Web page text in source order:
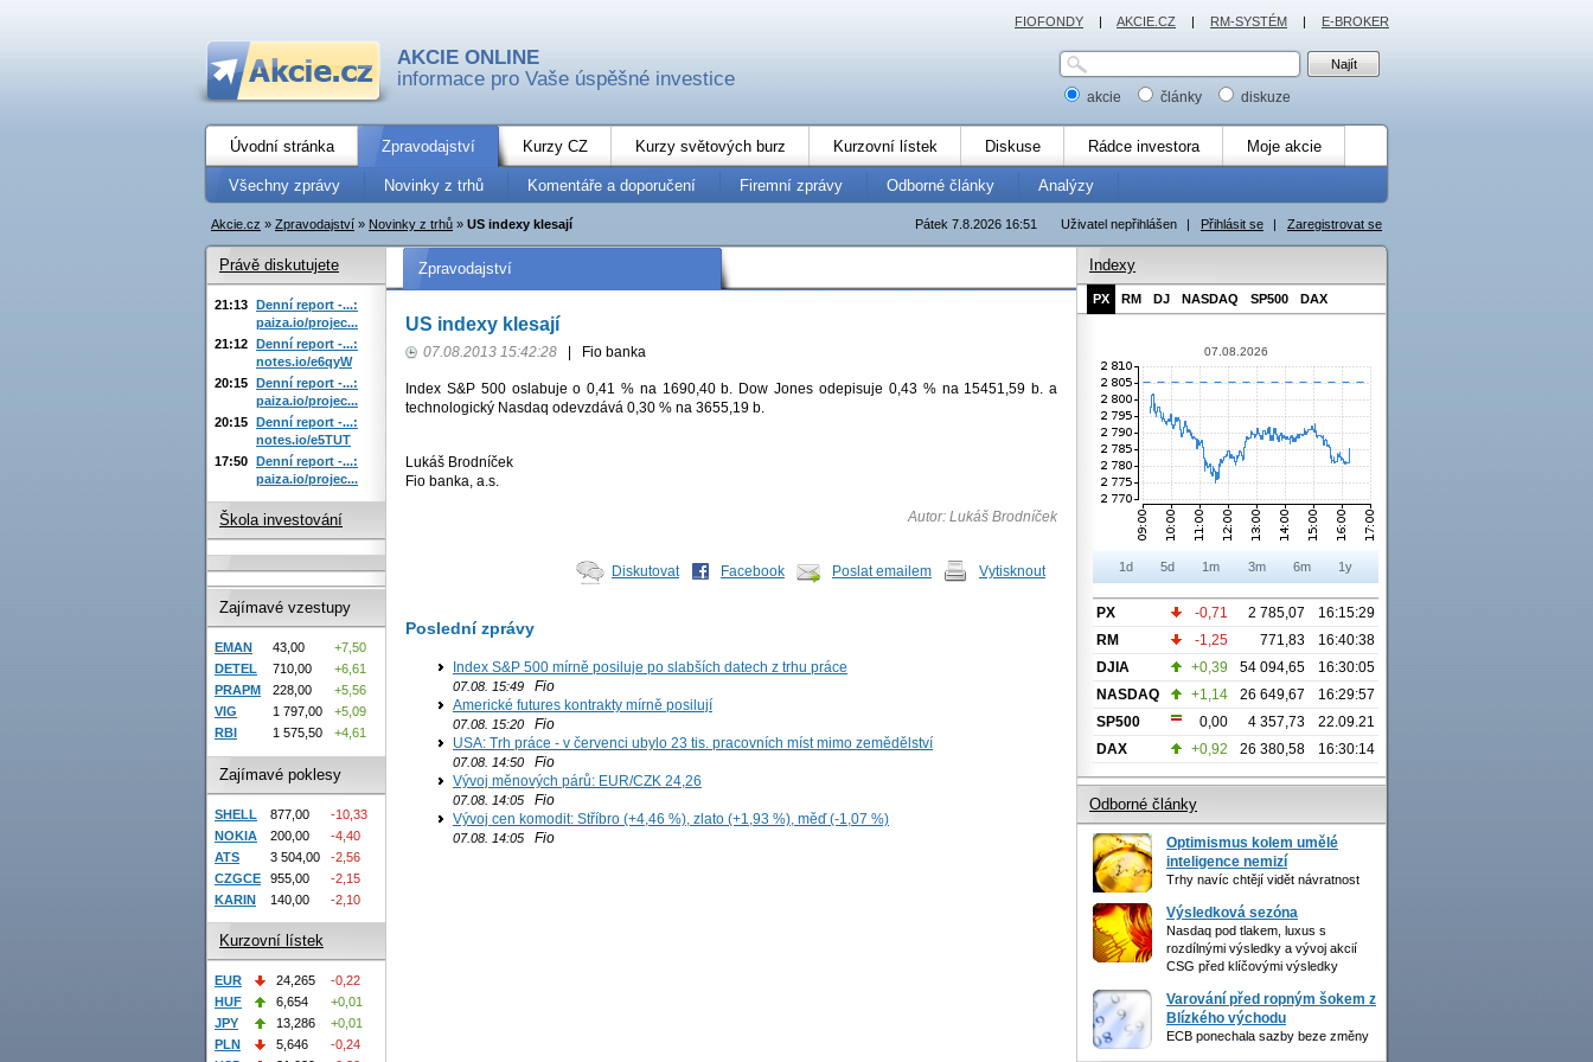
AKCIE ONLINE
informace pro Vaše úspěšné investice
akcie články diskuze
Úvodní stránka Zpravodajství Kurzy CZ Kurzy světových burz Kurzovní lístek Diskuse Rádce investora Moje akcie
Všechny zprávy Novinky z trhů Komentáře a doporučení Firemní zprávy Odborné články Analýzy
Uživatel nepřihlášen | Přihlásit se | Zaregistrovat se
Pátek 7.8.2026 16:51
Akcie.cz » Zpravodajství » Novinky z trhů » US indexy klesají
Zpravodajství
US indexy klesají
07.08.2013 15:42:28 Fio banka
Index S&P 500 oslabuje o 0,41 % na 1690,40 b. Dow Jones odepisuje 0,43 % na 15451,59 b. a
technologický Nasdaq odevzdává 0,30 % na 3655,19 b.
Lukáš Brodníček
Fio banka, a.s.
Autor: Lukáš Brodníček
Diskutovat Facebook Poslat emailem Vytisknout
Poslední zprávy
Index S&P 500 mírně posiluje po slabších datech z trhu práce
07.08. 15:49 Fio
Americké futures kontrakty mírně posilují
07.08. 15:20 Fio
USA: Trh práce - v červenci ubylo 23 tis. pracovních míst mimo zemědělství
07.08. 14:50 Fio
Vývoj měnových párů: EUR/CZK 24,26
07.08. 14:05 Fio
Vývoj cen komodit: Stříbro (+4,46 %), zlato (+1,93 %), měď (-1,07 %)
07.08. 14:05 Fio
Právě diskutujete
21:13 Denní report -...:
paiza.io/projec...
21:12 Denní report -...:
notes.io/e6qyW
20:15 Denní report -...:
paiza.io/projec...
20:15 Denní report -...:
notes.io/e5TUT
17:50 Denní report -...:
paiza.io/projec...
Škola investování
Zajímavé vzestupy
EMAN 43,00
+7,50
DETEL
710,00
+6,61
PRAPM
228,00
+5,56
VIG
1 797,00
+5,09
RBI
1 575,50 +4,61
Zajímavé poklesy
SHELL 877,00
-10,33
NOKIA
200,00
-4,40
ATS
3 504,00
-2,56
CZGCE
955,00
-2,15
KARIN
140,00 -2,10
Kurzovní lístek
EUR 24,265
-0,22
HUF
6,654
+0,01
JPY
13,286
+0,01
PLN
5,646
-0,24
Indexy
PX RM DJ NASDAQ SP500 DAX
07.08.2026
1d 5d 1m 3m 6m 1y
PX -0,71 2 785,07
16:15:29
RM
-1,25 771,83
16:40:38
DJIA
+0,39 54 094,65
16:30:05
NASDAQ
+1,14 26 649,67
16:29:57
SP500
0,00 4 357,73
22.09.21
DAX
+0,92 26 380,58 16:30:14
Odborné články
Optimismus kolem umělé
inteligence nemizí
Trhy navíc chtějí vidět návratnost
Výsledková sezóna
Nasdaq pod tlakem, luxus s
rozdílnými výsledky a vývoj akcií
CSG před klíčovými výsledky
Varování před ropným šokem z
Blízkého východu
ECB ponechala sazby beze změny
FIOFONDY | AKCIE.CZ | RM-SYSTÉM | E-BROKER